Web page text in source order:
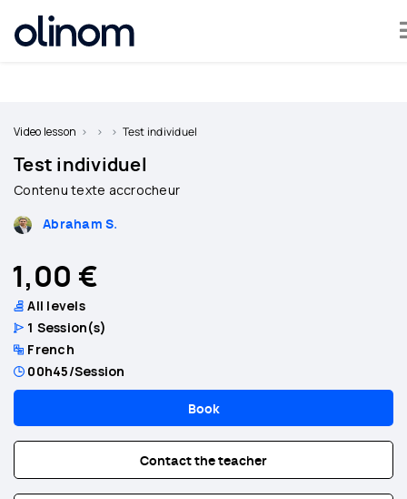
a
Log
in
Video lesson Test individuel
Test individuel
Contenu texte accrocheur
Abraham S.
1,00 €
All levels
1 Session(s)
French
00h45/Session
Book
Contact the teacher
Cookies management panel